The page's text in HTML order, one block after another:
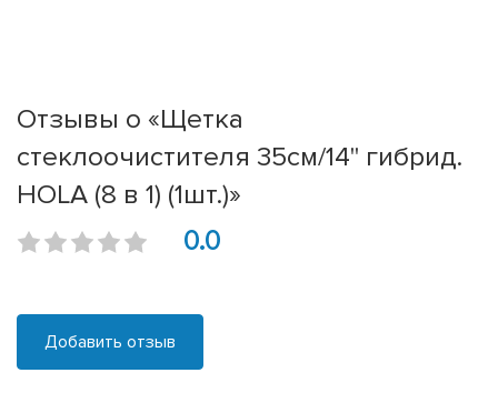
Отзывы о «Щетка
стеклоочистителя 35см/14'' гибрид.
HOLA (8 в 1) (1шт.)»
0.0
Добавить отзыв